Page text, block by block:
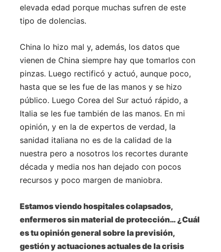
elevada edad porque muchas sufren de este
tipo de dolencias.
China lo hizo mal y, además, los datos que
vienen de China siempre hay que tomarlos con
pinzas. Luego rectificó y actuó, aunque poco,
hasta que se les fue de las manos y se hizo
público. Luego Corea del Sur actuó rápido, a
Italia se les fue también de las manos. En mi
opinión, y en la de expertos de verdad, la
sanidad italiana no es de la calidad de la
nuestra pero a nosotros los recortes durante
década y media nos han dejado con pocos
recursos y poco margen de maniobra.
Estamos viendo hospitales colapsados,
enfermeros sin material de protección… ¿Cuál
es tu opinión general sobre la previsión,
gestión y actuaciones actuales de la crisis